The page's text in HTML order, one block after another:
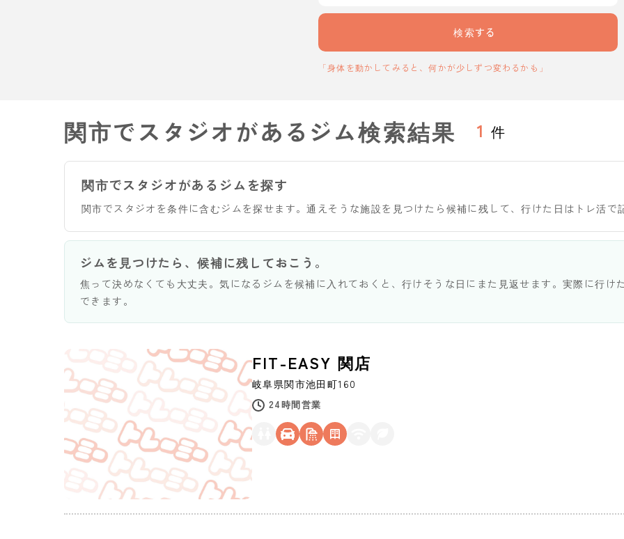
検索する
「身体を動かしてみると、何かが少しずつ変わるかも」
関市でスタジオがあるジム検索結果 1 件
関市でスタジオがあるジムを探す
関市でスタジオを条件に含むジムを探せます。通えそうな施設を見つけたら候補に残して、行けた日はトレ活で
ジムを見つけたら、候補に残しておこう。
焦って決めなくても大丈夫。気になるジムを候補に入れておくと、行けそうな日にまた見返せます。実際に行け
できます。
FIT-EASY 関店
岐阜県関市池田町160
24時間営業